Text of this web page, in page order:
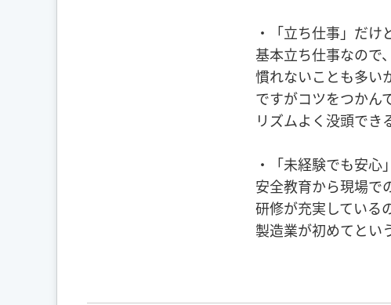
・「立ち仕事」だけ
基本立ち仕事なので
慣れないことも多い
ですがコツをつかん
リズムよく没頭でき
・「未経験でも安心
安全教育から現場で
研修が充実している
製造業が初めてとい